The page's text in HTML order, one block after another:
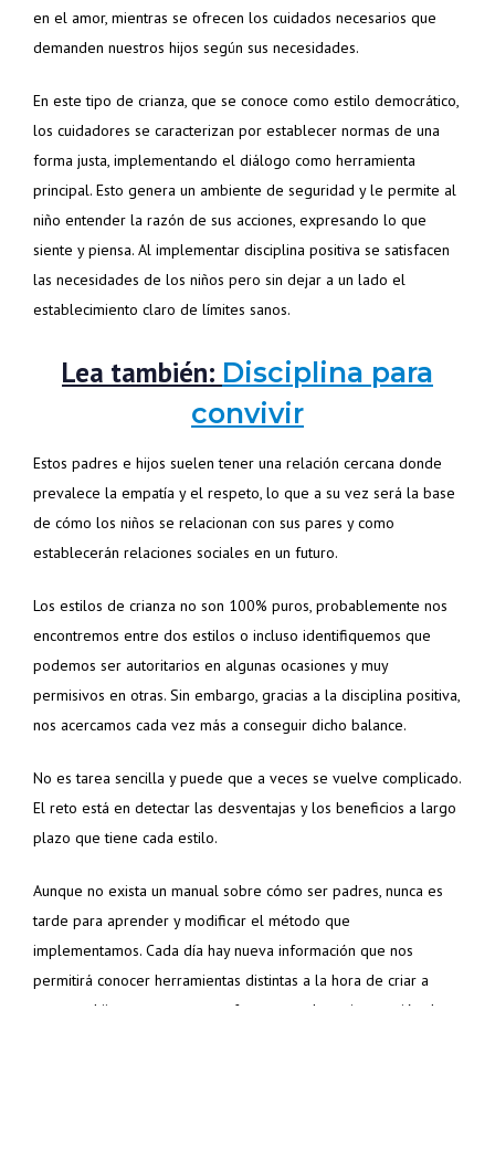
en el amor, mientras se ofrecen los cuidados necesarios que
demanden nuestros hijos según sus necesidades.
En este tipo de crianza, que se conoce como estilo democrático,
los cuidadores se caracterizan por establecer normas de una
forma justa, implementando el diálogo como herramienta
principal. Esto genera un ambiente de seguridad y le permite al
niño entender la razón de sus acciones, expresando lo que
siente y piensa. Al implementar disciplina positiva se satisfacen
las necesidades de los niños pero sin dejar a un lado el
establecimiento claro de límites sanos.
Lea también: Disciplina para
convivir
Estos padres e hijos suelen tener una relación cercana donde
prevalece la empatía y el respeto, lo que a su vez será la base
de cómo los niños se relacionan con sus pares y como
establecerán relaciones sociales en un futuro.
Los estilos de crianza no son 100% puros, probablemente nos
encontremos entre dos estilos o incluso identifiquemos que
podemos ser autoritarios en algunas ocasiones y muy
permisivos en otras. Sin embargo, gracias a la disciplina positiva,
nos acercamos cada vez más a conseguir dicho balance.
No es tarea sencilla y puede que a veces se vuelve complicado.
El reto está en detectar las desventajas y los beneficios a largo
plazo que tiene cada estilo.
Aunque no exista un manual sobre cómo ser padres, nunca es
tarde para aprender y modificar el método que
implementamos. Cada día hay nueva información que nos
permitirá conocer herramientas distintas a la hora de criar a
nuestros hijos para que en un futuro sean la mejor versión de